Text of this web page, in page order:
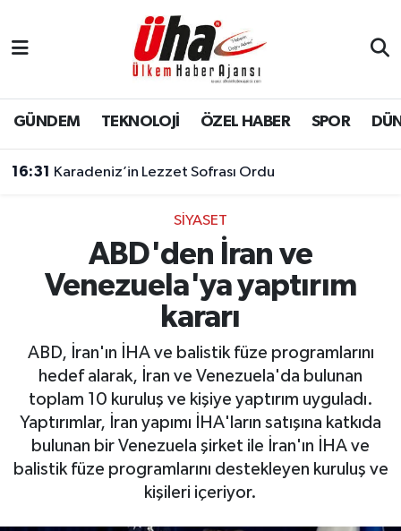
GÜNDEM TEKNOLOJİ ÖZEL HABER SPOR
16:31 Karadeniz’in Lezzet Sofrası Ordu
SİYASET
ABD'den İran ve
Venezuela'ya yaptırım
kararı
ABD, İran'ın İHA ve balistik füze programlarını
hedef alarak, İran ve Venezuela'da bulunan
toplam 10 kuruluş ve kişiye yaptırım uyguladı.
Yaptırımlar, İran yapımı İHA'ların satışına katkıda
bulunan bir Venezuela şirket ile İran'ın İHA ve
balistik füze programlarını destekleyen kuruluş ve
kişileri içeriyor.
İstanbul Nöbetçi Eczaneler
İstanbul Hava Durumu
Süper Lig Puan Durumu ve Fikstür
Tüm Manşetler
Son Dakika Haberleri
Haber Arşivi